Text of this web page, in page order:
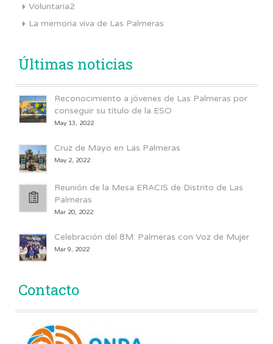
Voluntaria2
La memoria viva de Las Palmeras
Últimas noticias
Reconocimiento a jóvenes de Las Palmeras por
conseguir su título de la ESO
May 13, 2022
Cruz de Mayo en Las Palmeras
May 2, 2022
Reunión de la Mesa ERACIS de Distrito de Las
Palmeras
Mar 20, 2022
Celebración del 8M: Palmeras con Voz de Mujer
Mar 9, 2022
Contacto